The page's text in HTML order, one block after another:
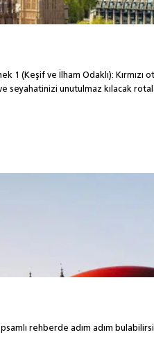
1 (Keşif ve İlham Odaklı): Kırmızı
seyahatinizi unutulmaz kılacak
rehberde adım adım